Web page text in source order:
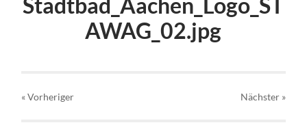
AWAG_02.jpg
« Vorheriger Nächster »